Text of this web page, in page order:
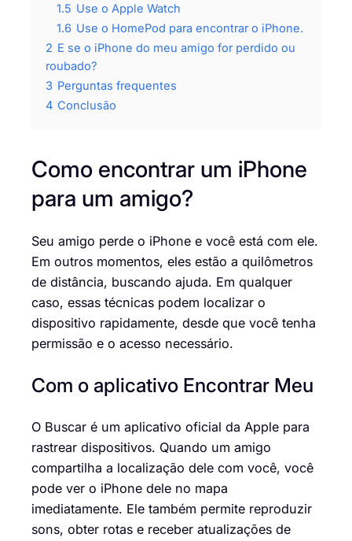
1.5 Use o Apple Watch
1.6 Use o HomePod para encontrar o iPhone.
2 E se o iPhone do meu amigo for perdido ou
roubado?
3 Perguntas frequentes
4 Conclusão
Como encontrar um iPhone
para um amigo?
Seu amigo perde o iPhone e você está com ele.
Em outros momentos, eles estão a quilômetros
de distância, buscando ajuda. Em qualquer
caso, essas técnicas podem localizar o
dispositivo rapidamente, desde que você tenha
permissão e o acesso necessário.
Com o aplicativo Encontrar Meu
O Buscar é um aplicativo oficial da Apple para
rastrear dispositivos. Quando um amigo
compartilha a localização dele com você, você
pode ver o iPhone dele no mapa
imediatamente. Ele também permite reproduzir
sons, obter rotas e receber atualizações de